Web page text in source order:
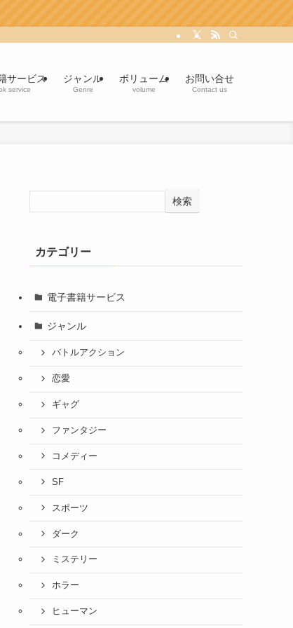
サービス
service
ジャンル
Genre
ボリューム
volume
お問い合せ
Contact us
検索
カテゴリー
電子書籍サービス
ジャンル
バトルアクション
恋愛
ギャグ
ファンタジー
コメディー
SF
スポーツ
ダーク
ミステリー
ホラー
ヒューマン